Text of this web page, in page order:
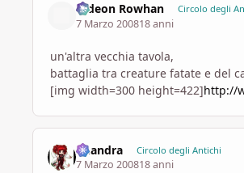
Gideon Rowhan Circolo degli
7 Marzo 200818 anni
un'altra vecchia tavola,
battaglia tra creature fatate e del
[img width=300 height=422]http://
khandra Circolo degli Antichi
7 Marzo 200818 anni